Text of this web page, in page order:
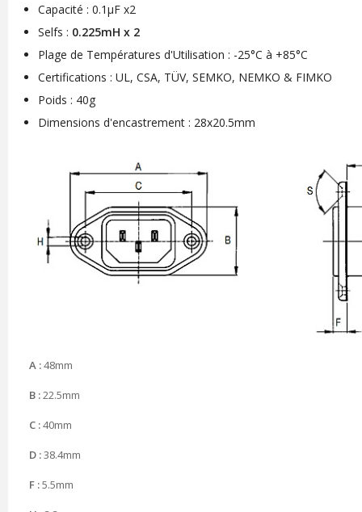
Capacité : 0.1µF x2
Selfs : 0.225mH x 2
Plage de Températures d'Utilisation : -25°C à +85°C
Certifications : UL, CSA, TÜV, SEMKO, NEMKO & FIMKO
Poids : 40g
Dimensions d'encastrement : 28x20.5mm
A :48mm
B :22.5mm
C :40mm
D :38.4mm
F :5.5mm